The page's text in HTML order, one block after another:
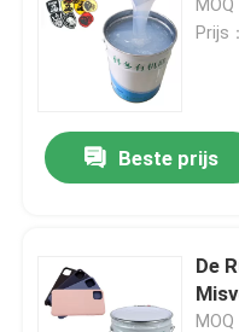
Prijs
Beste prijs
De